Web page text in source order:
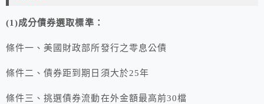
(1)成分債券選取標準：
條件一、美國財政部所發行之零息公債
條件二、債券距到期日須大於25年
條件三、挑選債券流動在外金額最高前30檔